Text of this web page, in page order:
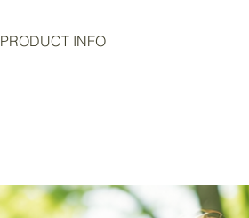
PRODUCT INFO